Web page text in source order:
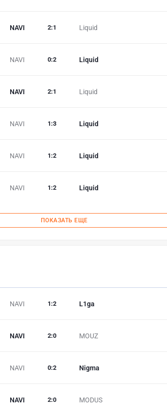
NAVI Liquid
2:1
NAVI Liquid
0:2
NAVI Liquid
2:1
NAVI Liquid
1 :3
NAVI Liquid
1 :2
NAVI Liquid
1 :2
ПОКАЗАТЬ ЕЩЕ
NAVI L1ga
1 :2
NAVI MOUZ
2:0
NAVI Nigma
0:2
NAVI MODUS
2:0